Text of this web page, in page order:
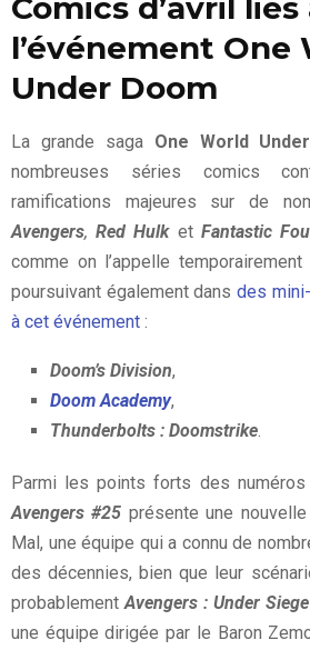
l’événement One
Under Doom
La grande saga One World
nombreuses séries comics
ramifications majeures sur de
Avengers, Red Hulket Fantastic
comme on l’appelle
poursuivant également dans des
à cet événement :
Doom’s Division,
Doom Academy,
Thunderbolts : Doomstrike
Parmi les points forts des numéros
Avengers #25 présente une
Mal, une équipe qui a connu de
des décennies, bien que leur
probablement Avengers : Under Siege
une équipe dirigée par le Baron